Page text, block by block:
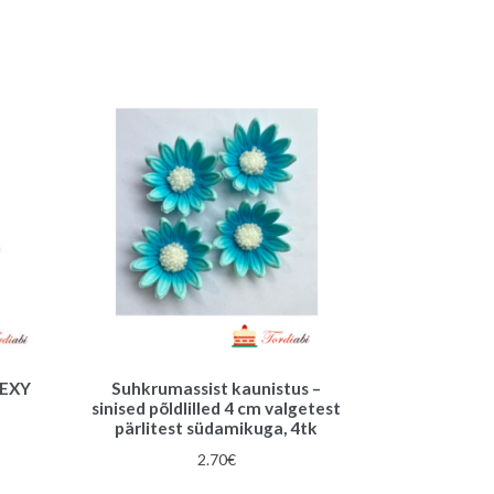
Suhkrumassist kaunistus –
sinised põldlilled 4 cm valgetest
pärlitest südamikuga, 4tk
2.70€